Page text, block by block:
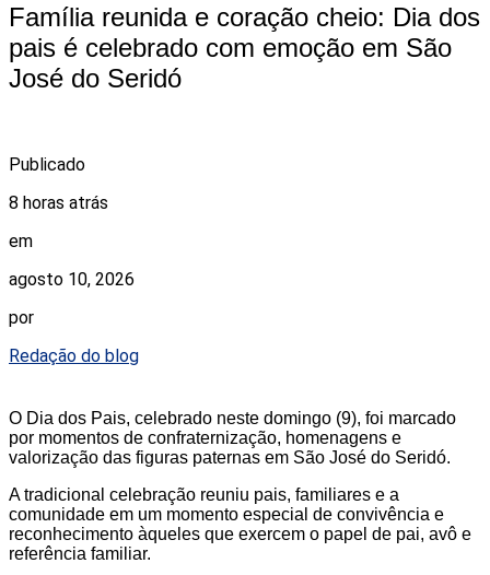
Família reunida e coração cheio: Dia dos
pais é celebrado com emoção em São
José do Seridó
Publicado
8 horas atrás
em
agosto 10, 2026
por
Redação do blog
O Dia dos Pais, celebrado neste domingo (9), foi marcado
por momentos de confraternização, homenagens e
valorização das figuras paternas em São José do Seridó.
A tradicional celebração reuniu pais, familiares e a
comunidade em um momento especial de convivência e
reconhecimento àqueles que exercem o papel de pai, avô e
referência familiar.